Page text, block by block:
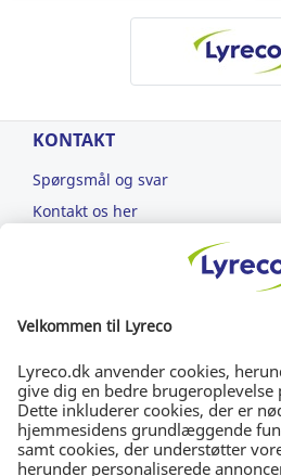
KONTAKT
Spørgsmål og svar
Kontakt os her
Kundeservice: 70 100 500
kundeservice@lyreco.com
Nespresso Professional: 80 300 303
dk.nespresso@lyreco.com
LYRECO
Om Lyreco